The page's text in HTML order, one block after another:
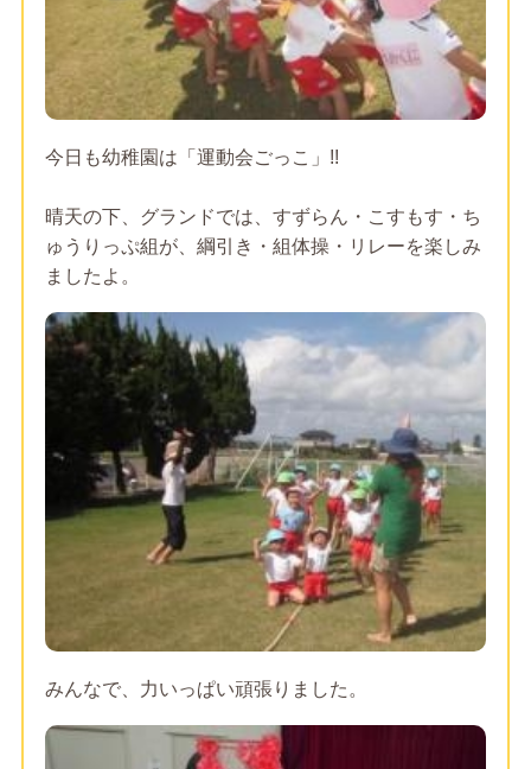
今日も幼稚園は「運動会ごっこ」!!
晴天の下、グランドでは、すずらん・こすもす・ち
ゅうりっぷ組が、綱引き・組体操・リレーを楽しみ
ましたよ。
みんなで、力いっぱい頑張りました。